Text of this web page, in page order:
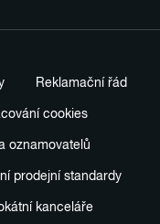
Reklamační řád
cookies
oznamovatelů
prodejní standardy
kanceláře